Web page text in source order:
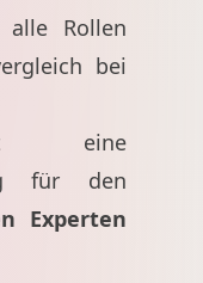
Rollen
bei
eine
für den
Experten